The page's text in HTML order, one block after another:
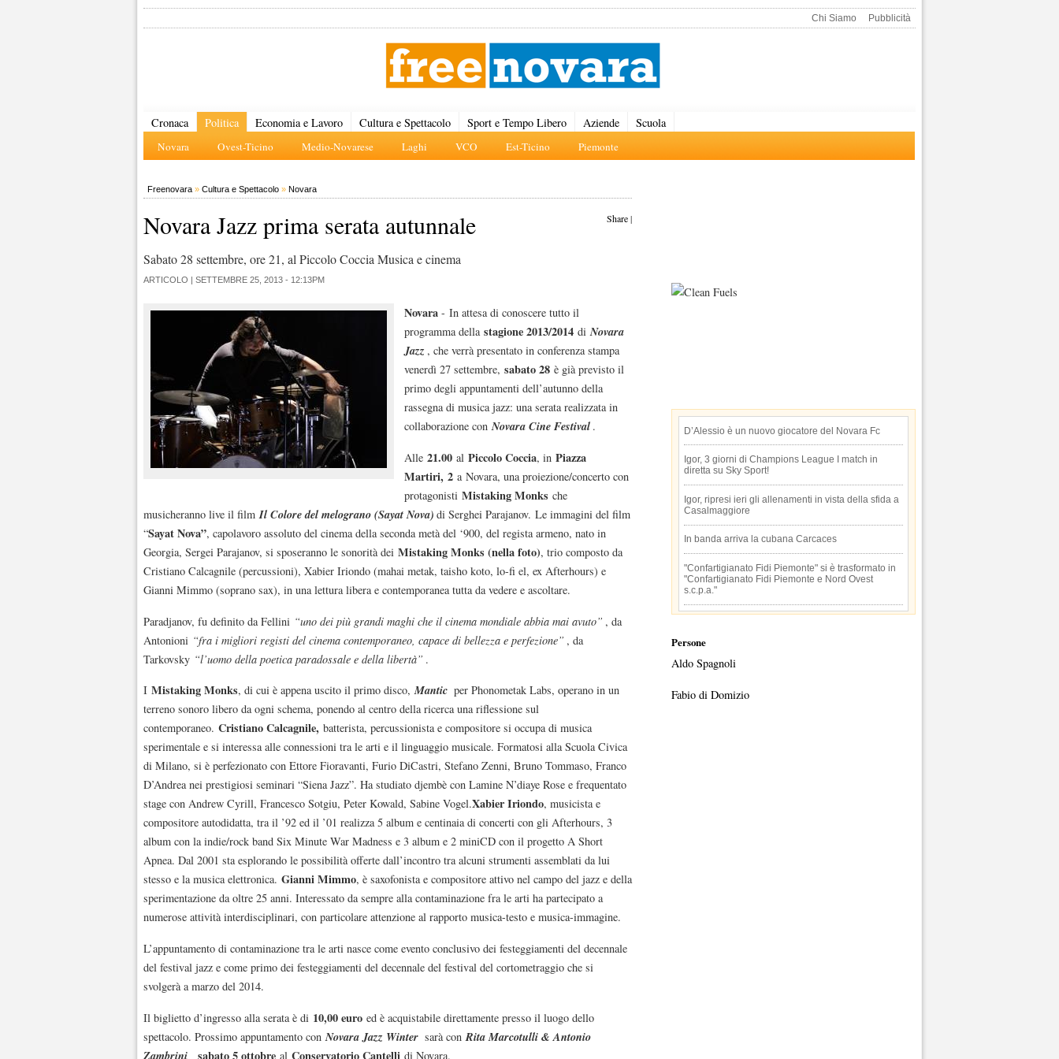
Chi Siamo Pubblicità
Cronaca Politica
Novara Ovest-Ticino Medio-Novarese Laghi VCO Est-Ticino Piemonte
Economia e Lavoro Cultura e Spettacolo Sport e Tempo Libero Aziende Scuola
Freenovara » Cultura e Spettacolo » Novara
Share|
Novara Jazz prima serata autunnale
Sabato 28 settembre, ore 21, al Piccolo Coccia Musica e cinema
ARTICOLO | SETTEMBRE 25, 2013 - 12:13PM
Novara - In attesa di conoscere tutto il
programma della stagione 2013/2014 diNovara
Jazz , che verrà presentato in conferenza stampa
venerdì 27 settembre, sabato 28 è già previsto il
primo degli appuntamenti dell’autunno della
rassegna di musica jazz: una serata realizzata in
collaborazione conNovara Cine Festival .
Alle 21.00 al Piccolo Coccia, in Piazza
Martiri, 2 a Novara, una proiezione/concerto con
protagonisti Mistaking Monks che
musicheranno live il filmIl Colore del melograno (Sayat Nova) di Serghei Parajanov. Le immagini del film
“Sayat Nova”, capolavoro assoluto del cinema della seconda metà del ‘900, del regista armeno, nato in
Georgia, Sergei Parajanov, si sposeranno le sonorità dei Mistaking Monks (nella foto), trio composto da
Cristiano Calcagnile (percussioni), Xabier Iriondo (mahai metak, taisho koto, lo-fi el, ex Afterhours) e
Gianni Mimmo (soprano sax), in una lettura libera e contemporanea tutta da vedere e ascoltare.
Paradjanov, fu definito da Fellini “uno dei più grandi maghi che il cinema mondiale abbia mai avuto” , da
Antonioni “fra i migliori registi del cinema contemporaneo, capace di bellezza e perfezione” , da
Tarkovsky “l’uomo della poetica paradossale e della libertà” .
I Mistaking Monks, di cui è appena uscito il primo disco,Mantic per Phonometak Labs, operano in un
terreno sonoro libero da ogni schema, ponendo al centro della ricerca una riflessione sul
contemporaneo. Cristiano Calcagnile, batterista, percussionista e compositore si occupa di musica
sperimentale e si interessa alle connessioni tra le arti e il linguaggio musicale. Formatosi alla Scuola Civica
di Milano, si è perfezionato con Ettore Fioravanti, Furio DiCastri, Stefano Zenni, Bruno Tommaso, Franco
D’Andrea nei prestigiosi seminari “Siena Jazz”. Ha studiato djembè con Lamine N’diaye Rose e frequentato
stage con Andrew Cyrill, Francesco Sotgiu, Peter Kowald, Sabine Vogel.Xabier Iriondo, musicista e
compositore autodidatta, tra il ’92 ed il ’01 realizza 5 album e centinaia di concerti con gli Afterhours, 3
album con la indie/rock band Six Minute War Madness e 3 album e 2 miniCD con il progetto A Short
Apnea. Dal 2001 sta esplorando le possibilità offerte dall’incontro tra alcuni strumenti assemblati da lui
stesso e la musica elettronica. Gianni Mimmo, è saxofonista e compositore attivo nel campo del jazz e della
sperimentazione da oltre 25 anni. Interessato da sempre alla contaminazione fra le arti ha partecipato a
numerose attività interdisciplinari, con particolare attenzione al rapporto musica-testo e musica-immagine.
L’appuntamento di contaminazione tra le arti nasce come evento conclusivo dei festeggiamenti del decennale
del festival jazz e come primo dei festeggiamenti del decennale del festival del cortometraggio che si
svolgerà a marzo del 2014.
Il biglietto d’ingresso alla serata è di 10,00 euro ed è acquistabile direttamente presso il luogo dello
spettacolo. Prossimo appuntamento conNovara Jazz Winter sarà conRita Marcotulli & Antonio
Zambrini
sabato 5 ottobre al Conservatorio Cantelli di Novara.
D’Alessio è un nuovo giocatore del Novara Fc
Igor, 3 giorni di Champions League I match in
diretta su Sky Sport!
Igor, ripresi ieri gli allenamenti in vista della sfida a
Casalmaggiore
In banda arriva la cubana Carcaces
"Confartigianato Fidi Piemonte" si è trasformato in
"Confartigianato Fidi Piemonte e Nord Ovest
s.c.p.a."
Persone
Aldo Spagnoli
Fabio di Domizio